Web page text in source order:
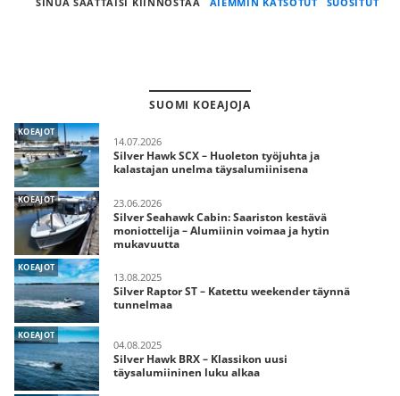
SUOMI KOEAJOJA
KOEAJOT
14.07.2026
Silver Hawk SCX – Huoleton työjuhta ja
kalastajan unelma täysalumiinisena
KOEAJOT 23.06.2026
Silver Seahawk Cabin: Saariston kestävä
moniottelija – Alumiinin voimaa ja hytin
mukavuutta
KOEAJOT
13.08.2025
Silver Raptor ST – Katettu weekender täynnä
tunnelmaa
KOEAJOT
04.08.2025
Silver Hawk BRX – Klassikon uusi
täysalumiininen luku alkaa